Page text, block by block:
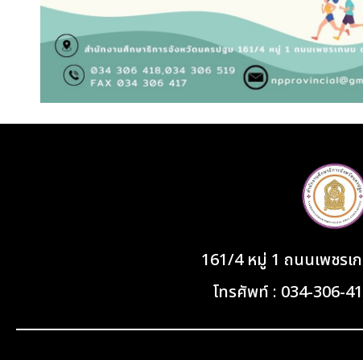
161/4 หมู่ 1 ถนนเพชรเ
โทรศัพท์ : 034-306-